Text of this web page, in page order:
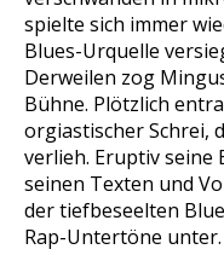
spielte sich immer
Blues-Urquelle
Derweilen zog
Bühne. Plötzlich
orgiastischer Schrei,
verlieh. Eruptiv
seinen Texten und
der tiefbeseelten
Rap-Untertöne unter.